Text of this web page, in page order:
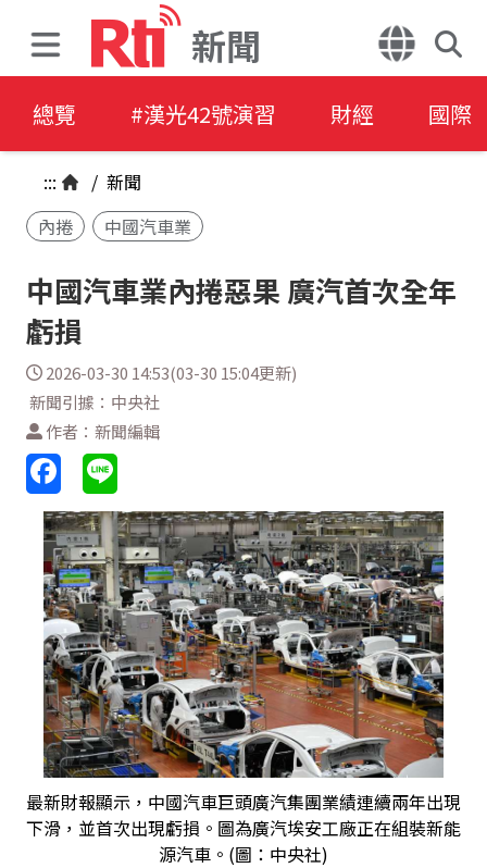
新聞
總覽 #漢光42號演習 財經 國際
::: / 新聞
內捲
中國汽車業
中國汽車業內捲惡果 廣汽首次全年
虧損
2026-03-30 14:53(03-30 15:04更新)
新聞引據：中央社
作者：新聞編輯
最新財報顯示，中國汽車巨頭廣汽集團業績連續兩年出現
下滑，並首次出現虧損。圖為廣汽埃安工廠正在組裝新能
源汽車。(圖：中央社)